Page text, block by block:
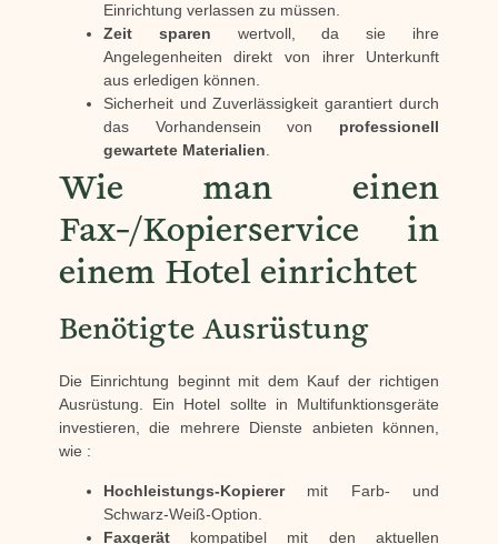
Einrichtung verlassen zu müssen.
Zeit sparen wertvoll, da sie ihre
Angelegenheiten direkt von ihrer Unterkunft
aus erledigen können.
Sicherheit und Zuverlässigkeit garantiert durch
das Vorhandensein von professionell
gewartete Materialien
Wie man einen
Fax-/Kopierservice in
einem Hotel einrichtet
Benötigte Ausrüstung
Die Einrichtung beginnt mit dem Kauf der richtigen
Ausrüstung. Ein Hotel sollte in Multifunktionsgeräte
investieren, die mehrere Dienste anbieten können,
wie :
Hochleistungs-Kopierermit Farb- und
Schwarz-Weiß-Option.
Faxgerätkompatibel mit den aktuellen